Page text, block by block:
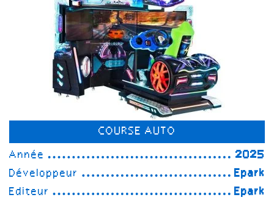
COURSE AUTO
Année
2025
Développeur
Epark
Editeur
Epark